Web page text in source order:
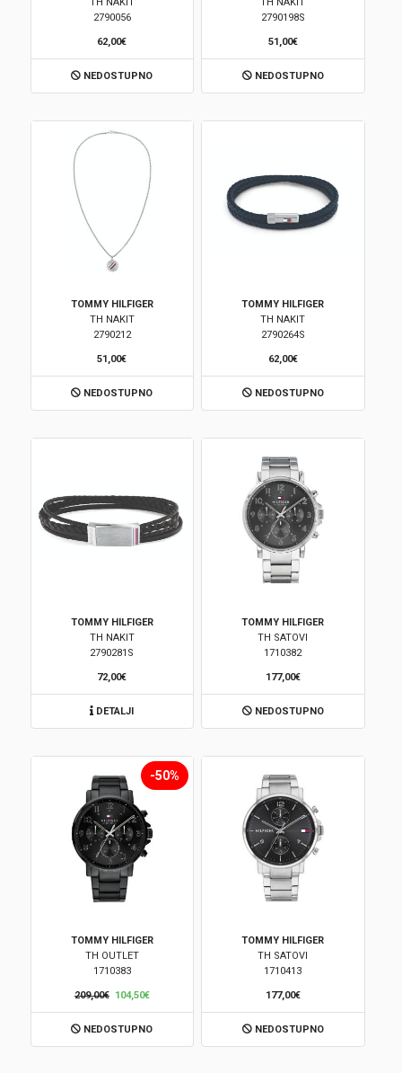
2790056
62,00€
NEDOSTUPNO
2790198S
51,00€
NEDOSTUPNO
TOMMY HILFIGER
TH NAKIT
2790212
51,00€
NEDOSTUPNO
TOMMY HILFIGER
TH NAKIT
2790264S
62,00€
NEDOSTUPNO
TOMMY HILFIGER
TH NAKIT
2790281S
72,00€
DETALJI
TOMMY HILFIGER
TH SATOVI
1710382
177,00€
NEDOSTUPNO
-50%
TOMMY HILFIGER
TH OUTLET
1710383
209,00€ 104,50€
NEDOSTUPNO
TOMMY HILFIGER
TH SATOVI
1710413
177,00€
NEDOSTUPNO